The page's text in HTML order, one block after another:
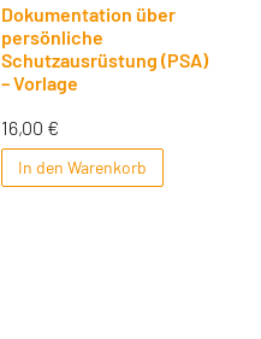
Dokumentation über
persönliche
Schutzausrüstung (PSA)
– Vorlage
16,00 €
In den Warenkorb